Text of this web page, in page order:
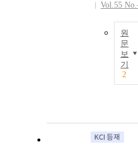
Vol.55
원
문
보
기
2